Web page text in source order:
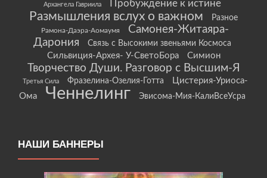
Архангела Гавриила
Пробуждение к истине
Размышления вслух о важном Разное
Рамона-Даэра-Аомаумя
Самонея-Житаяра-
Дарония
Связь с Высокими звеньями Космоса
Сильвиция-Архея- У-СветоБора Симион
Творчество Души. Разговор с Высшим-Я
Третья Сила Фразелина-Озелия-Готта
Цистерия-Уриоса-
Ома
Ченнелинг Эвисома-Мия-КалиВсеУсра
НАШИ БАННЕРЫ